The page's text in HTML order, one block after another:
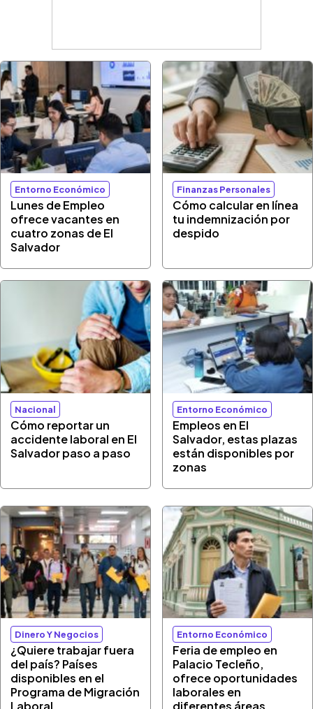
Entorno Económico
Lunes de Empleo
ofrece vacantes en
cuatro zonas de El
Salvador
Finanzas Personales
Cómo calcular en línea
tu indemnización por
despido
Nacional
Cómo reportar un
accidente laboral en El
Salvador paso a paso
Entorno Económico
Empleos en El
Salvador, estas plazas
están disponibles por
zonas
Dinero Y Negocios
¿Quiere trabajar fuera
del país? Países
disponibles en el
Programa de Migración
Laboral
Entorno Económico
Feria de empleo en
Palacio Tecleño,
ofrece oportunidades
laborales en
diferentes áreas